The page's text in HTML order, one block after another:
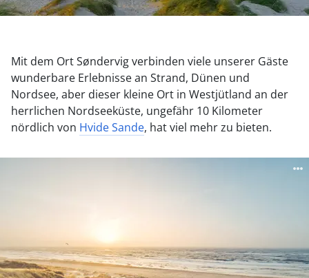
Mit dem Ort Søndervig verbinden viele unserer Gäste
wunderbare Erlebnisse an Strand, Dünen und
Nordsee, aber dieser kleine Ort in Westjütland an der
herrlichen Nordseeküste, ungefähr 10 Kilometer
nördlich von Hvide Sande, hat viel mehr zu bieten.